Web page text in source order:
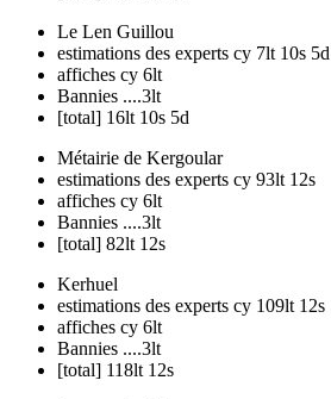
Le Len Guillou
estimations des experts cy 7lt 10s 5d
affiches cy 6lt
Bannies ....3lt
[total] 16lt 10s 5d
Métairie de Kergoular
estimations des experts cy 93lt 12s
affiches cy 6lt
Bannies ....3lt
[total] 82lt 12s
Kerhuel
estimations des experts cy 109lt 12s
affiches cy 6lt
Bannies ....3lt
[total] 118lt 12s